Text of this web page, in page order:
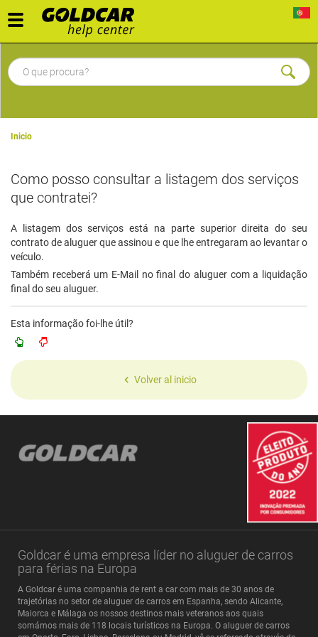
Toggle
navigation
Inicio
Como posso consultar a listagem dos serviços
que contratei?
A listagem dos serviços está na parte superior direita do seu
contrato de aluguer que assinou e que lhe entregaram ao levantar o
veículo.
Também receberá um E-Mail no final do aluguer com a liquidação
final do seu aluguer.
Esta informação foi-lhe útil?
Volver al inicio
Goldcar é uma empresa líder no aluguer de carros
para férias na Europa
A Goldcar é uma companhia de rent a car com mais de 30 anos de
trajetórias no setor de aluguer de carros em Espanha, sendo Alicante,
Maiorca e Málaga os nossos destinos mais veteranos aos quais
somámos mais de 118 locais turísticos na Europa. O aluguer de carros